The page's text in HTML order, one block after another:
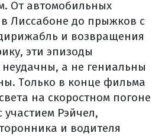
От автомобильных
Лиссабоне до прыжков с
и возвращения
эти эпизоды
а не гениальны
Только в конце фильма
на скоростном погоне
участием Рэйчел,
и водителя